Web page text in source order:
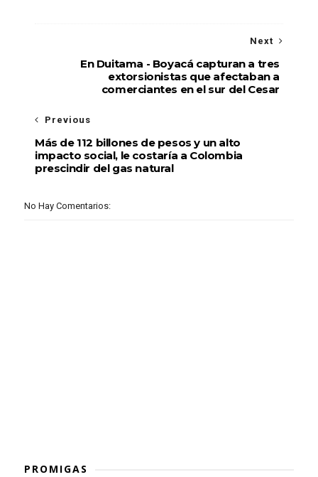
Next
En Duitama - Boyacá capturan a tres
extorsionistas que afectaban a
comerciantes en el sur del Cesar
Previous
Más de 112 billones de pesos y un alto
impacto social, le costaría a Colombia
prescindir del gas natural
No Hay Comentarios:
PROMIGAS